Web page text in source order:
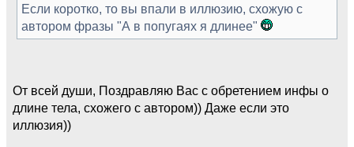
Если коротко, то вы впали в иллюзию, схожую с
автором фразы "А в попугаях я длинее"
От всей души, Поздравляю Вас с обретением инфы о
длине тела, схожего с автором)) Даже если это
иллюзия))